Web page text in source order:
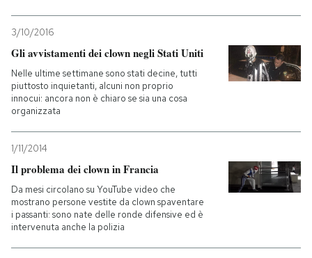
I MIEI PREFERITI
SHOP
AREA PERSONALE
3/10/2016
Gli avvistamenti dei clown negli Stati Uniti
Nelle ultime settimane sono stati decine, tutti
piuttosto inquietanti, alcuni non proprio
innocui: ancora non è chiaro se sia una cosa
organizzata
1/11/2014
Il problema dei clown in Francia
Da mesi circolano su YouTube video che
mostrano persone vestite da clown spaventare
i passanti: sono nate delle ronde difensive ed è
intervenuta anche la polizia